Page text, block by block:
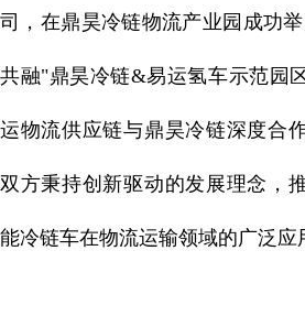
司，在鼎昊冷链物流产业园成功
共融"鼎昊冷链&易运氢车示范园
运物流供应链与鼎昊冷链深度合
双方秉持创新驱动的发展理念，
能冷链车在物流运输领域的广泛应